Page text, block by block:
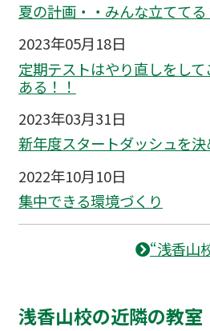
夏の計画・・みんな立ててる
2023年05月18日
定期テストはやり直しをし
ある！！
2023年03月31日
新年度スタートダッシュを決
2022年10月10日
集中できる環境づくり
“浅香山
浅香山校の近隣の教室